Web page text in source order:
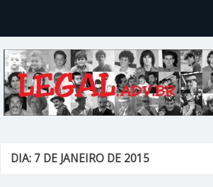
DIA: 7 DE JANEIRO DE 2015